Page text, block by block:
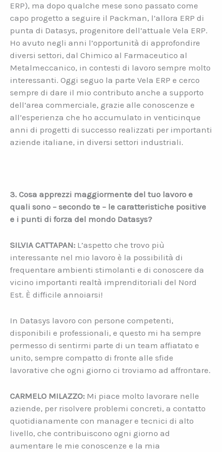
ERP), ma dopo qualche mese sono passato come
capo progetto a seguire il Packman, l’allora ERP di
punta di Datasys, progenitore dell’attuale Vela ERP.
Ho avuto negli anni l’opportunità di approfondire
diversi settori, dal Chimico al Farmaceutico al
Metalmeccanico, in contesti di lavoro sempre molto
interessanti. Oggi seguo la parte Vela ERP e cerco
sempre di dare il mio contributo anche a supporto
dell’area commerciale, grazie alle conoscenze e
all’esperienza che ho accumulato in venticinque
anni di progetti di successo realizzati per importanti
aziende italiane, in diversi settori industriali.
3. Cosa apprezzi maggiormente del tuo lavoro e
quali sono – secondo te – le caratteristiche positive
e i punti di forza del mondo Datasys?
SILVIA CATTAPAN: L’aspetto che trovo più
interessante nel mio lavoro è la possibilità di
frequentare ambienti stimolanti e di conoscere da
vicino importanti realtà imprenditoriali del Nord
Est. È difficile annoiarsi!
In Datasys lavoro con persone competenti,
disponibili e professionali, e questo mi ha sempre
permesso di sentirmi parte di un team affiatato e
unito, sempre compatto di fronte alle sfide
lavorative che ogni giorno ci troviamo ad affrontare.
CARMELO MILAZZO: Mi piace molto lavorare nelle
aziende, per risolvere problemi concreti, a contatto
quotidianamente con manager e tecnici di alto
livello, che contribuiscono ogni giorno ad
aumentare le mie conoscenze e la mia